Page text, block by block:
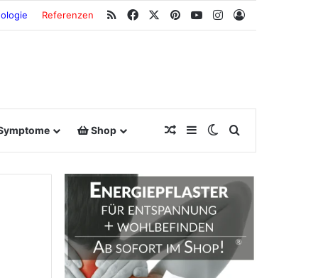
Referenzen RSS FacebookPinterestYouTubeInstagram
Shop Zufallsbeitrag
SidebarSwitch skin
Suche nach